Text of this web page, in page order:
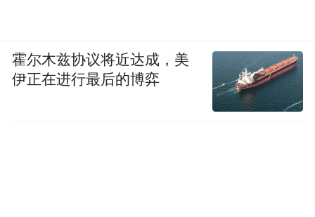
霍尔木兹协议将近达成，美
伊正在进行最后的博弈